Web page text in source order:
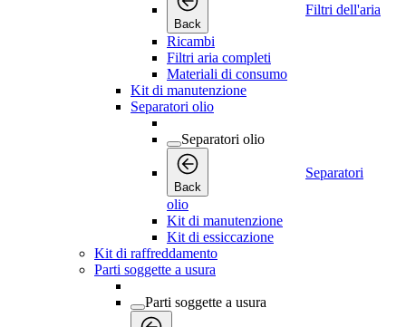
Back
Filtri dell'aria
Ricambi
Filtri aria completi
Materiali di consumo
Kit di manutenzione
Separatori olio
Separatori olio
Back
Separatori
olio
Kit di manutenzione
Kit di essiccazione
Kit di raffreddamento
Parti soggette a usura
Parti soggette a usura